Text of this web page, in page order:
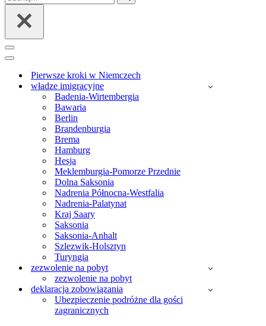
Menu
nawigacji
Menu
nawigacjiPierwsze kroki w Niemczech
władze imigracyjne
Badenia-Wirtembergia
Bawaria
Berlin
Brandenburgia
Brema
Hamburg
Hesja
Meklemburgia-Pomorze Przednie
Dolna Saksonia
Nadrenia Północna-Westfalia
Nadrenia-Palatynat
Kraj Saary
Saksonia
Saksonia-Anhalt
Szlezwik-Holsztyn
Turyngia
zezwolenie na pobyt
zezwolenie na pobyt
deklaracja zobowiązania
Ubezpieczenie podróżne dla gości
zagranicznych